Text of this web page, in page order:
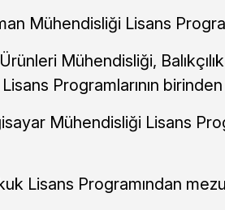
Mühendisliği Lisans
Mühendisliği,
Programlarının
Mühendisliği Lisans
Lisans Programından